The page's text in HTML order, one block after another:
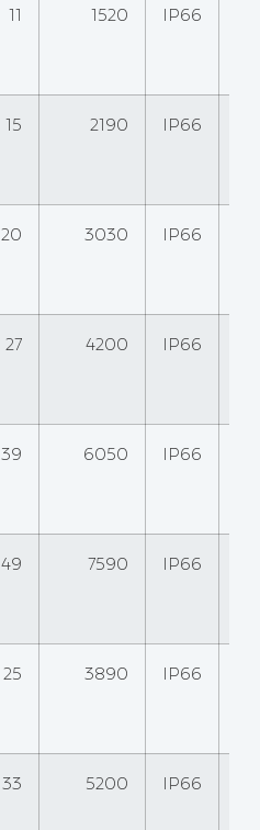
11 1520 IP66
15 2190 IP66
20 3030 IP66
27 4200 IP66
39 6050 IP66
49 7590 IP66
25 3890 IP66
33 5200 IP66